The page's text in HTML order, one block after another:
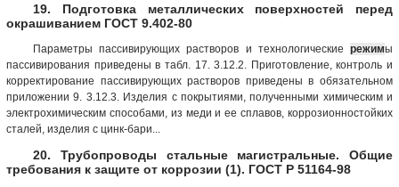
19. Подготовка металлических поверхностей перед
окрашиванием ГОСТ 9.402-80
Параметры пассивирующих растворов и технологические режимы
пассивирования приведены в табл. 17. 3.12.2. Приготовление, контроль и
корректирование пассивирующих растворов приведены в обязательном
приложении 9. 3.12.3. Изделия с покрытиями, полученными химическим и
электрохимическим способами, из меди и ее сплавов, коррозионностойких
сталей, изделия с цинк-бари...
20. Трубопроводы стальные магистральные. Общие
требования к защите от коррозии (1). ГОСТ Р 51164-98